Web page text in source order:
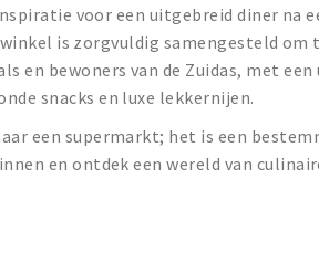
voor een uitgebreid diner na
is zorgvuldig samengesteld om
en bewoners van de Zuidas, met
snacks en luxe lekkernijen.
een supermarkt; het is een
en ontdek een wereld van